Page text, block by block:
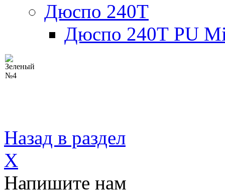
Дюспо 240Т
Дюспо 240Т PU
Назад в раздел
X
Напишите нам